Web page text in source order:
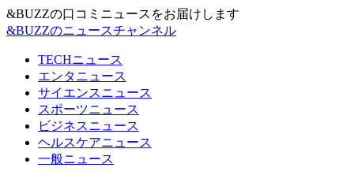
&BUZZの口コミニュースをお届けします
&BUZZのニュースチャンネル
TECHニュース
エンタニュース
サイエンスニュース
スポーツニュース
ビジネスニュース
ヘルスケアニュース
一般ニュース